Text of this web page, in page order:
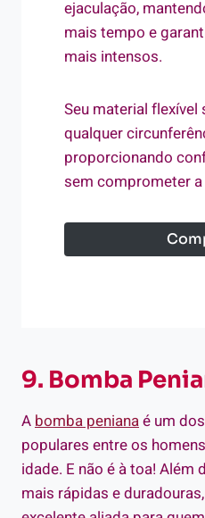
ejaculação,
mais tempo e
mais intensos.
Seu material flexível
qualquer
proporcionando
sem comprometer a
9. Bomba
A bomba penianaé um
populares entre os
idade. E não é à toa!
mais rápidas e